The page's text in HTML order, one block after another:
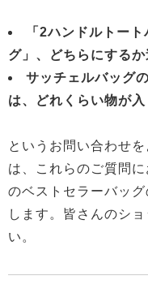
「2ハンドルトー
グ」、どちらにするか
サッチェルバッグ
は、どれくらい物が入
というお問い合わせ
は、これらのご質問
のベストセラーバッ
します。皆さんのシ
い。